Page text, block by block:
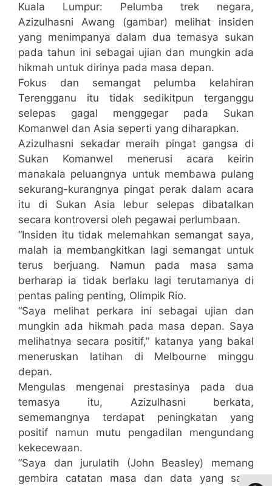
Kuala Lumpur: Pelumba trek negara,
Azizulhasni Awang (gambar) melihat insiden
yang menimpanya dalam dua temasya sukan
pada tahun ini sebagai ujian dan mungkin ada
hikmah untuk dirinya pada masa depan.
Fokus dan semangat pelumba kelahiran
Terengganu itu tidak sedikitpun terganggu
selepas gagal menggegar pada Sukan
Komanwel dan Asia seperti yang diharapkan.
Azizulhasni sekadar meraih pingat gangsa di
Sukan Komanwel menerusi acara keirin
manakala peluangnya untuk membawa pulang
sekurang-kurangnya pingat perak dalam acara
itu di Sukan Asia lebur selepas dibatalkan
secara kontroversi oleh pegawai perlumbaan.
“Insiden itu tidak melemahkan semangat saya,
malah ia membangkitkan lagi semangat untuk
terus berjuang. Namun pada masa sama
berharap ia tidak berlaku lagi terutamanya di
pentas paling penting, Olimpik Rio.
“Saya melihat perkara ini sebagai ujian dan
mungkin ada hikmah pada masa depan. Saya
melihatnya secara positif,” katanya yang bakal
meneruskan latihan di Melbourne minggu
depan.
Mengulas mengenai prestasinya pada dua
temasya itu, Azizulhasni berkata,
sememangnya terdapat peningkatan yang
positif namun mutu pengadilan mengundang
kekecewaan.
“Saya dan jurulatih (John Beasley) memang
gembira catatan masa dan data yang saya